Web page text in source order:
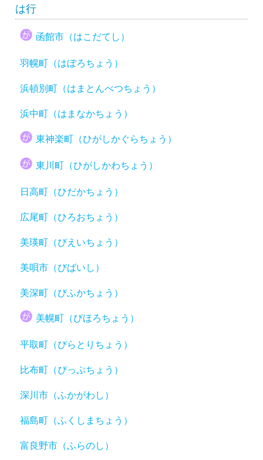
は行
函館市（はこだてし）
羽幌町（はぼろちょう）
浜頓別町（はまとんべつちょう）
浜中町（はまなかちょう）
東神楽町（ひがしかぐらちょう）
東川町（ひがしかわちょう）
日高町（ひだかちょう）
広尾町（ひろおちょう）
美瑛町（びえいちょう）
美唄市（びばいし）
美深町（びふかちょう）
美幌町（びほろちょう）
平取町（びらとりちょう）
比布町（ぴっぷちょう）
深川市（ふかがわし）
福島町（ふくしまちょう）
富良野市（ふらのし）